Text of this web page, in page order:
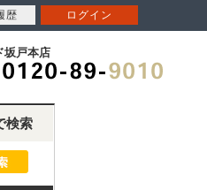
坂戸本店
検索
歴 ログイン